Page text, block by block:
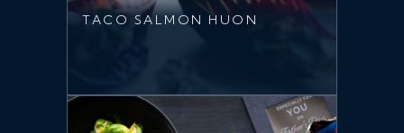
TACO SALMON HUON